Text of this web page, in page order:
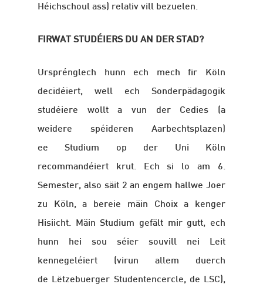
Héichschoul ass) relativ vill bezuelen.
FIRWAT STUDÉIERS DU AN DER STAD?
Ursprénglech hunn ech mech fir Köln
decidéiert, well ech Sonderpädagogik
studéiere wollt a vun der Cedies (a
weidere spéideren Aarbechtsplazen)
ee Studium op der Uni Köln
recommandéiert krut. Ech si lo am 6.
Semester, also säit 2 an engem hallwe Joer
zu Köln, a bereie mäin Choix a kenger
Hisiicht. Mäin Studium gefält mir gutt, ech
hunn hei sou séier souvill nei Leit
kennegeléiert (virun allem duerch
de Lëtzebuerger Studentencercle, de LSC),